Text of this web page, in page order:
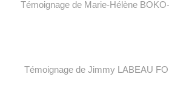
Témoignage de Marie-Hélène
Témoignage deJimmy LABEAU